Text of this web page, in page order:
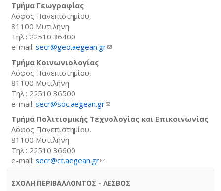
Τμήμα Γεωγραφίας
Λόφος Πανεπιστημίου,
81100 Μυτιλήνη
Τηλ.: 22510 36400
e-mail: secr@geo.aegean.gr(link sends e-mail)
Τμήμα Κοινωνιολογίας
Λόφος Πανεπιστημίου,
81100 Μυτιλήνη
Τηλ.: 22510 36500
e-mail: secr@soc.aegean.gr(link sends e-mail)
Τμήμα Πολιτισμικής Τεχνολογίας και Επικοινωνίας
Λόφος Πανεπιστημίου,
81100 Μυτιλήνη
Τηλ.: 22510 36600
e-mail: secr@ct.aegean.gr(link sends e-mail)
ΣΧΟΛΗ ΠΕΡΙΒΑΛΛΟΝΤΟΣ - ΛΕΣΒΟΣ